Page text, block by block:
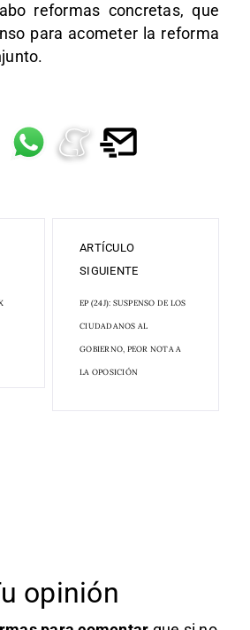
reformas concretas, que
para acometer la reforma
ARTÍCULO
SIGUIENTE
EP (24J): SUSPENSO DE LOS
CIUDADANOS AL
GOBIERNO, PEOR NOTA A
LA OPOSICIÓN
opinión